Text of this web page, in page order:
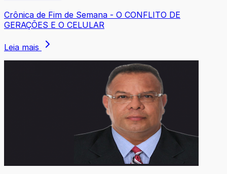
Crônica de Fim de Semana - O CONFLITO DE
GERAÇÕES E O CELULAR
Leia mais